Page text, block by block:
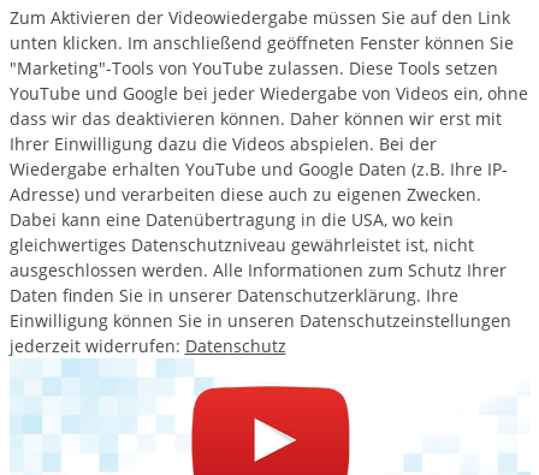
Zum Aktivieren der Videowiedergabe müssen Sie auf den Link
unten klicken. Im anschließend geöffneten Fenster können Sie
"Marketing"-Tools von YouTube zulassen. Diese Tools setzen
YouTube und Google bei jeder Wiedergabe von Videos ein, ohne
dass wir das deaktivieren können. Daher können wir erst mit
Ihrer Einwilligung dazu die Videos abspielen. Bei der
Wiedergabe erhalten YouTube und Google Daten (z.B. Ihre IP-
Adresse) und verarbeiten diese auch zu eigenen Zwecken.
Dabei kann eine Datenübertragung in die USA, wo kein
gleichwertiges Datenschutzniveau gewährleistet ist, nicht
ausgeschlossen werden. Alle Informationen zum Schutz Ihrer
Daten finden Sie in unserer Datenschutzerklärung. Ihre
Einwilligung können Sie in unseren Datenschutzeinstellungen
jederzeit widerrufen: Datenschutz